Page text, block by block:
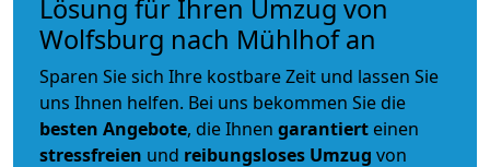
Lösung für Ihren Umzug von
Wolfsburg nach Mühlhof an
Sparen Sie sich Ihre kostbare Zeit und lassen Sie
uns Ihnen helfen. Bei uns bekommen Sie die
besten Angebote, die Ihnen garantiert einen
stressfreien und reibungsloses Umzug von